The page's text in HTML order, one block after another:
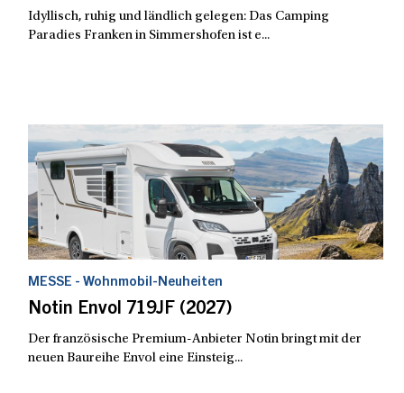
Idyllisch, ruhig und ländlich gelegen: Das Camping
Paradies Franken in Simmershofen ist e...
MESSE - Wohnmobil-Neuheiten
Notin Envol 719JF (2027)
Der französische Premium-Anbieter Notin bringt mit der
neuen Baureihe Envol eine Einsteig...